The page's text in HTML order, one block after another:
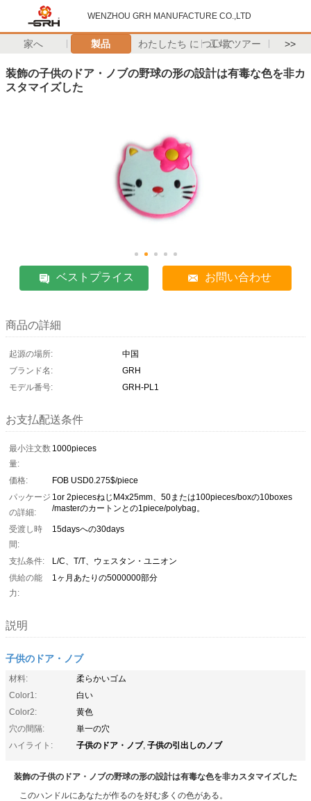
WENZHOU GRH MANUFACTURE CO.,LTD
家へ 製品 わたしたち に つい て工場 ツアー >>
装飾の子供のドア・ノブの野球の形の設計は有毒な色を非カ
スタマイズした
ベストプライス お問い合わせ
商品の詳細
起源の場所:
中国
ブランド名:
GRH
モデル番号:
GRH-PL1
お支払配送条件
最小注文数
量:
1000pieces
価格:
FOB USD0.275$/piece
パッケージ
の詳細:
1or 2piecesねじM4x25mm、50または100pieces/boxの10boxes
/masterのカートンとの1piece/polybag。
受渡し時
間:
15daysへの30days
支払条件:
L/C、T/T、ウェスタン・ユニオン
供給の能
力:
1ヶ月あたりの5000000部分
説明
子供のドア・ノブ
材料:
柔らかいゴム
Color1:
白い
Color2:
黄色
穴の間隔:
単一の穴
ハイライト:
子供のドア・ノブ, 子供の引出しのノブ
装飾の子供のドア・ノブの野球の形の設計は有毒な色を非カスタマイズした
このハンドルにあなたが作るのを好む多くの色がある。